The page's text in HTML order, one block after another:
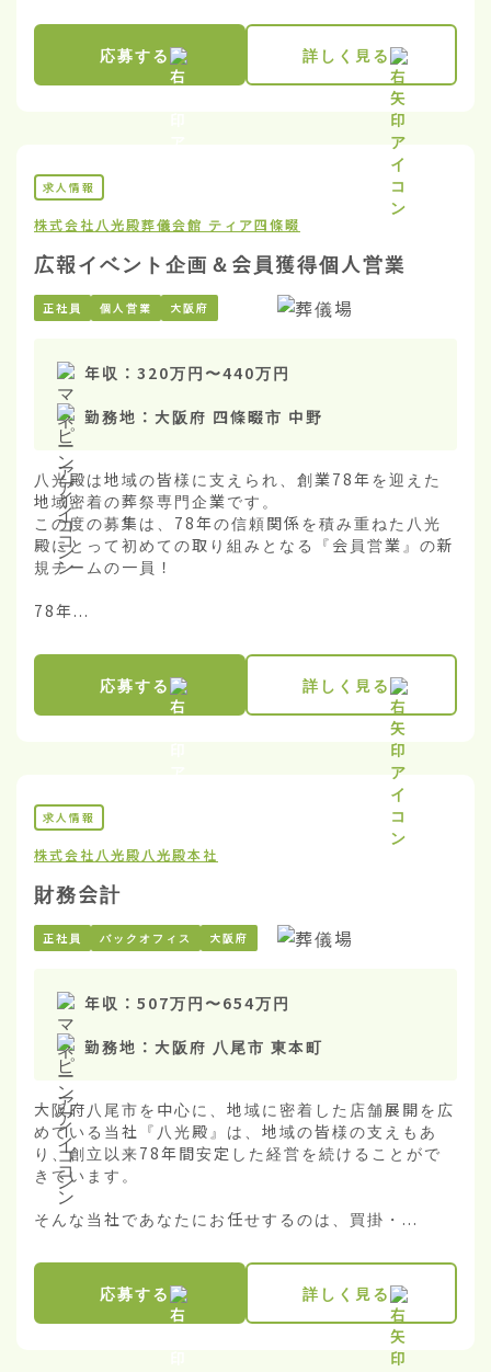
応募する 詳しく見る
求人情報
株式会社八光殿葬儀会館 ティア四條畷
広報イベント企画＆会員獲得個人営業
正社員 個人営業 大阪府
年収： 320万円〜440万円
勤務地： 大阪府 四條畷市 中野
八光殿は地域の皆様に支えられ、創業78年を迎えた
地域密着の葬祭専門企業です。
この度の募集は、78年の信頼関係を積み重ねた八光
殿にとって初めての取り組みとなる『会員営業』の新
規チームの一員！
78年...
応募する 詳しく見る
求人情報
株式会社八光殿 八光殿本社
財務会計
正社員 バックオフィス 大阪府
年収： 507万円〜654万円
勤務地： 大阪府 八尾市 東本町
大阪府八尾市を中心に、地域に密着した店舗展開を広
めている当社『八光殿』は、地域の皆様の支えもあ
り、創立以来78年間安定した経営を続けることがで
きています。
そんな当社であなたにお任せするのは、買掛・...
応募する 詳しく見る